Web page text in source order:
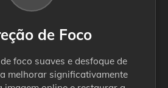
de Foco
foco suaves e desfoque de
melhorar significativamente